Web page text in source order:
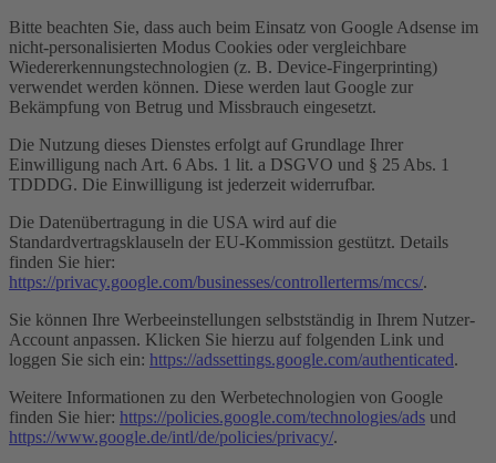
Bitte beachten Sie, dass auch beim Einsatz von Google Adsense im
nicht-personalisierten Modus Cookies oder vergleichbare
Wiedererkennungstechnologien (z. B. Device-Fingerprinting)
verwendet werden können. Diese werden laut Google zur
Bekämpfung von Betrug und Missbrauch eingesetzt.
Die Nutzung dieses Dienstes erfolgt auf Grundlage Ihrer
Einwilligung nach Art. 6 Abs. 1 lit. a DSGVO und § 25 Abs. 1
TDDDG. Die Einwilligung ist jederzeit widerrufbar.
Die Datenübertragung in die USA wird auf die
Standardvertragsklauseln der EU-Kommission gestützt. Details
finden Sie hier:
https://privacy.google.com/businesses/controllerterms/mccs/.
Sie können Ihre Werbeeinstellungen selbstständig in Ihrem Nutzer-
Account anpassen. Klicken Sie hierzu auf folgenden Link und
loggen Sie sich ein: https://adssettings.google.com/authenticated.
Weitere Informationen zu den Werbetechnologien von Google
finden Sie hier: https://policies.google.com/technologies/ads und
https://www.google.de/intl/de/policies/privacy/.